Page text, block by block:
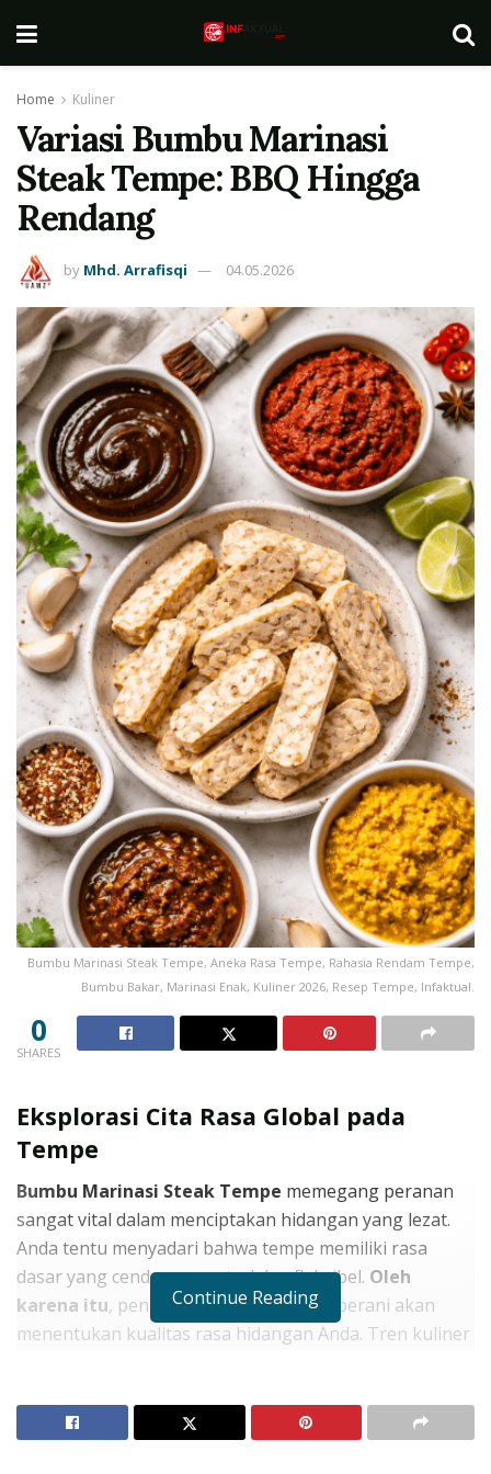
Home Kuliner
Variasi Bumbu Marinasi
Steak Tempe: BBQ Hingga
Rendang
by Mhd. Arrafisqi 04.05.2026
Bumbu Marinasi Steak Tempe, Aneka Rasa Tempe, Rahasia Rendam Tempe,
Bumbu Bakar, Marinasi Enak, Kuliner 2026, Resep Tempe, Infaktual.
0
SHARES
Eksplorasi Cita Rasa Global pada
Tempe
Bumbu Marinasi Steak Tempe memegang peranan
sangat vital dalam menciptakan hidangan yang lezat.
Anda tentu menyadari bahwa tempe memiliki rasa
dasar yang cenderung netral dan fleksibel. Oleh
karena itu, penggunaan bumbu yang berani akan
menentukan kualitas rasa hidangan Anda. Tren kuliner
mencoba menu ini sebagai bagian dari programCara
Mengatasi Perut Buncit Setelah Lebaran.Selain itu,
Continue Reading